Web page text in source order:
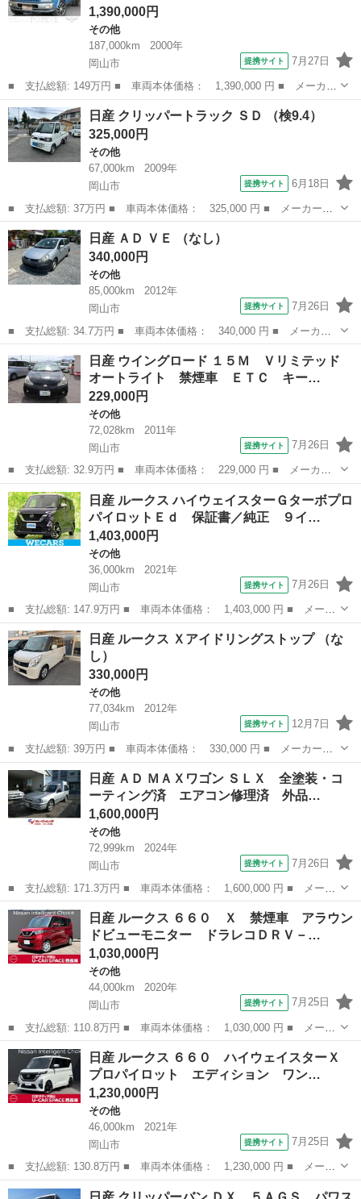
1,390,000円
その他
187,000km
2000年
岡山市
提携サイト 7月27日
■ 支払総額: 149万円 ■ 車両本体価格： 1,390,000 円 ■ メーカー
名： 日産 ■ 車種名： ラシーン ■ グレード名： ｆｔ タイプ
ＩＩ ４ＷＤ 全塗装済み シート張替 ２ＤＩＮメモリーナビ Ｔ
Ｖ ＥＴＣ...
岡山 岡山市 その他
日産 クリッパートラック ＳＤ （検9.4）
325,000円
その他
67,000km
2009年
岡山市
提携サイト 6月18日
■ 支払総額: 37万円 ■ 車両本体価格： 325,000 円 ■ メーカー
名： 日産 ■ 車種名： クリッパートラック ■ グレード名： Ｓ
Ｄ ■ 排気量： 660cc ■ ドア枚数： 2D ■ ミッション： MT5
速...
岡山 岡山市 その他
日産 ＡＤ ＶＥ （なし）
340,000円
その他
85,000km
2012年
岡山市
提携サイト 7月26日
■ 支払総額: 34.7万円 ■ 車両本体価格： 340,000 円 ■ メーカー
名： 日産 ■ 車種名： ＡＤ ■ グレード名： ＶＥ ■ 排気
量： 1200cc ■ ドア枚数： 5D ■ ミッション： AT ■ 店舗P...
岡山 岡山市 その他
日産 ウイングロード １５Ｍ Ｖリミテッド
オートライト 禁煙車 ＥＴＣ キー…
229,000円
その他
72,028km
2011年
岡山市
提携サイト 7月26日
■ 支払総額: 32.9万円 ■ 車両本体価格： 229,000 円 ■ メーカー
名： 日産 ■ 車種名： ウイングロード ■ グレード名： １５
Ｍ Ｖリミテッド オートライト 禁煙車 ＥＴＣ キーフリー ブ
ルートゥースオ...
岡山 岡山市 その他
日産 ルークス ハイウェイスターＧターボプロ
パイロットＥｄ 保証書／純正 ９イ…
1,403,000円
その他
36,000km
2021年
岡山市
提携サイト 7月26日
■ 支払総額: 147.9万円 ■ 車両本体価格： 1,403,000 円 ■ メーカ
ー名： 日産 ■ 車種名： ルークス ■ グレード名： ハイウェイ
スターＧターボプロパイロットＥｄ 保証書／純正 ９インチ ＳＤ
ナビ／衝...
岡山 岡山市 その他
日産 ルークス Ｘアイドリングストップ （な
し）
330,000円
その他
77,034km
2012年
岡山市
提携サイト 12月7日
■ 支払総額: 39万円 ■ 車両本体価格： 330,000 円 ■ メーカー
名： 日産 ■ 車種名： ルークス ■ グレード名： Ｘアイドリン
グストップ ■ 排気量： 660cc ■ ドア枚数： 5D ■ ミッション：
...
岡山 岡山市 その他
日産 ＡＤ ＭＡＸワゴン ＳＬＸ 全塗装・コ
ーティング済 エアコン修理済 外品…
1,600,000円
その他
72,999km
2024年
岡山市
提携サイト 7月26日
■ 支払総額: 171.3万円 ■ 車両本体価格： 1,600,000 円 ■ メーカ
ー名： 日産 ■ 車種名： ＡＤ ＭＡＸワゴン ■ グレード名： Ｓ
ＬＸ 全塗装・コーティング済 エアコン修理済 外品ＣＤ ＥＴ
Ｃ 外品...
岡山 岡山市 その他
日産 ルークス ６６０ Ｘ 禁煙車 アラウン
ドビューモニター ドラレコＤＲＶ－…
1,030,000円
その他
44,000km
2020年
岡山市
提携サイト 7月25日
■ 支払総額: 110.8万円 ■ 車両本体価格： 1,030,000 円 ■ メーカ
ー名： 日産 ■ 車種名： ルークス ■ グレード名： ６６０
Ｘ 禁煙車 アラウンドビューモニター ドラレコＤＲＶ－Ｎ５３
０ 社外ナビ...
岡山 岡山市 その他
日産 ルークス ６６０ ハイウェイスターＸ
プロパイロット エディション ワン…
1,230,000円
その他
46,000km
2021年
岡山市
提携サイト 7月25日
■ 支払総額: 130.8万円 ■ 車両本体価格： 1,230,000 円 ■ メーカ
ー名： 日産 ■ 車種名： ルークス ■ グレード名： ６６０ ハ
岡山 岡山市 その他